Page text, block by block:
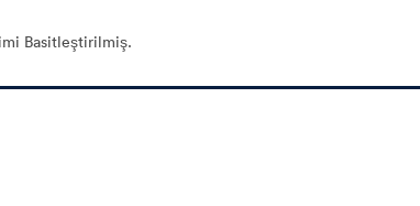
Basitleştirilmiş.